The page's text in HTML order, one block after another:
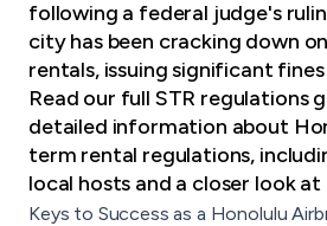
following a federal judge's
city has been cracking down
rentals, issuing significant
Read our full STR regulations
detailed information about
term rental regulations,
local hosts and a closer look
Keys to Success as a Honolulu